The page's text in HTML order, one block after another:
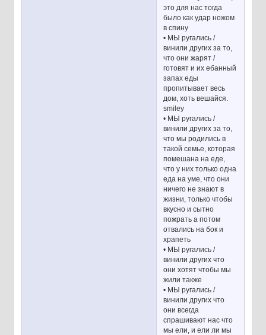
это для нас тогда
было как удар ножом
в спину
• МЫ ругались /
винили других за то,
что они жарят /
готовят и их ебанный
запах еды
пропитывает весь
дом, хоть вешайся.
smiley
• МЫ ругались /
винили других за то,
что мы родились в
такой семье, которая
помешана на еде,
что у них только одна
еда на уме, что они
ничего не знают в
жизни, только чтобы
вкусно и сытно
пожрать а потом
отвались на бок и
храпеть
• МЫ ругались /
винили других что
они хотят чтобы мы
жили также
• МЫ ругались /
винили других что
они всегда
спрашивают нас что
мы ели, и ели ли мы